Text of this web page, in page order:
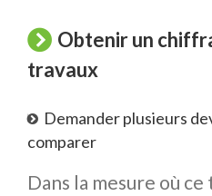
Obtenir un
travaux
Demander plusieurs
comparer
Dans la mesure où